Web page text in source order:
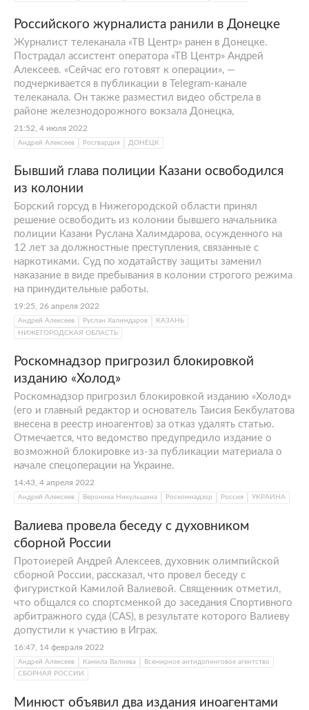
Российского журналиста ранили в Донецке
Журналист телеканала «ТВ Центр» ранен в Донецке.
Пострадал ассистент оператора «ТВ Центр» Андрей
Алексеев. «Сейчас его готовят к операции», —
подчеркивается в публикации в Telegram-канале
телеканала. Он также разместил видео обстрела в
районе железнодорожного вокзала Донецка,
21:52, 4 июля 2022
Андрей Алексеев Росгвардия ДОНЕЦК
Бывший глава полиции Казани освободился
из колонии
Борский горсуд в Нижегородской области принял
решение освободить из колонии бывшего начальника
полиции Казани Руслана Халимдарова, осужденного на
12 лет за должностные преступления, связанные с
наркотиками. Суд по ходатайству защиты заменил
наказание в виде пребывания в колонии строгого режима
на принудительные работы.
19:25, 26 апреля 2022
Андрей Алексеев Руслан Халимдаров
КАЗАНЬ
НИЖЕГОРОДСКАЯ ОБЛАСТЬ
Роскомнадзор пригрозил блокировкой
изданию «Холод»
Роскомнадзор пригрозил блокировкой изданию «Холод»
(его и главный редактор и основатель Таисия Бекбулатова
внесена в реестр иноагентов) за отказ удалять статью.
Отмечается, что ведомство предупредило издание о
возможной блокировке из-за публикации материала о
начале спецоперации на Украине.
14:43, 4 апреля 2022
Андрей Алексеев Вероника Никульшина Роскомнадзор Россия УКРАИНА
Валиева провела беседу с духовником
сборной России
Протоиерей Андрей Алексеев, духовник олимпийской
сборной России, рассказал, что провел беседу с
фигуристкой Камилой Валиевой. Священник отметил,
что общался со спортсменкой до заседания Спортивного
арбитражного суда (CAS), в результате которого Валиеву
допустили к участию в Играх.
16:47, 14 февраля 2022
Андрей Алексеев Камила Валиева
Всемирное антидопинговое агентство
СБОРНАЯ РОССИИ
Минюст объявил два издания иноагентами